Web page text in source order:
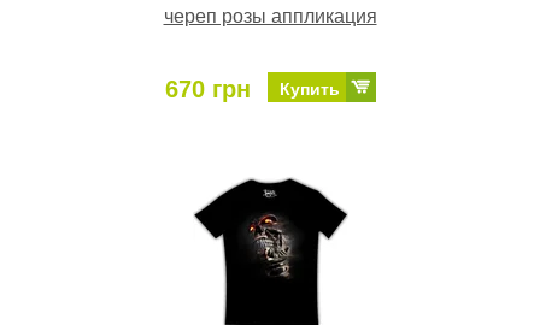
череп розы аппликация
670 грн Купить